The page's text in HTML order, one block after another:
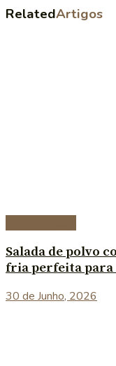
RelatedArtigos
Salada de polvo
fria perfeita para
30 de Junho, 2026